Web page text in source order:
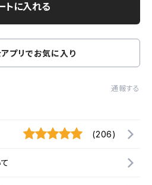
トに入れる
プリでお気に入り
通報する
(206)